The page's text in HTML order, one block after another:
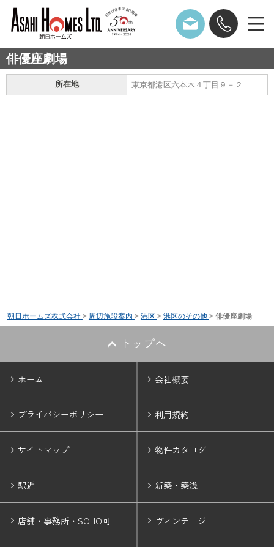
俳優座劇場
所在地 東京都港区六本木４丁目９－２
朝日ホームズ株式会社 > 周辺施設案内 > 港区 > 港区のその他 > 俳優座劇場
トップへ
ホーム 会社概要
プライバシーポリシー 利用規約
サイトマップ 物件カタログ
駅近 新築・築浅
店舗・事務所・SOHO可 ヴィンテージ